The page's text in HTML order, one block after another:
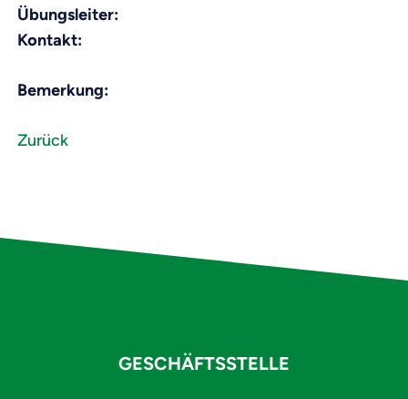
Übungsleiter:
Kontakt:
Bemerkung:
Zurück
GESCHÄFTSSTELLE